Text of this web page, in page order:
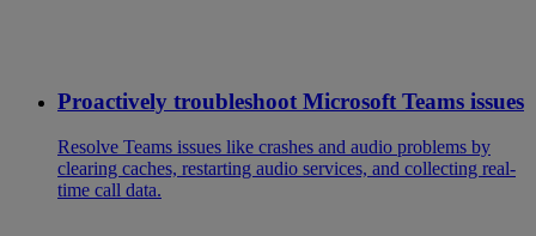
Proactively troubleshoot Microsoft Teams issues
Resolve Teams issues like crashes and audio problems by
clearing caches, restarting audio services, and collecting real-
time call data.